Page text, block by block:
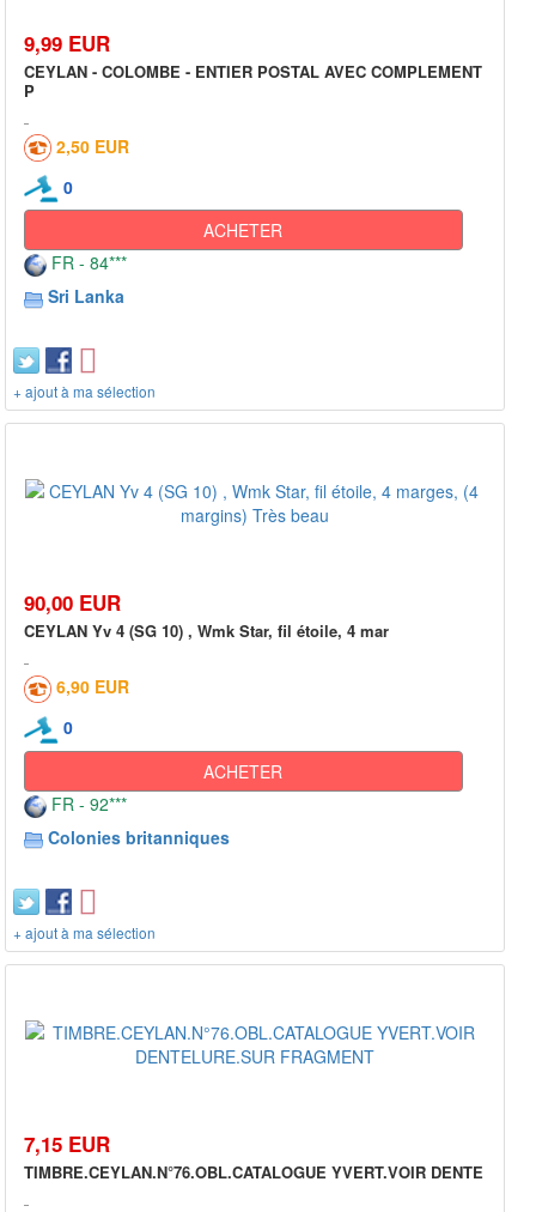
9,99 EUR
CEYLAN - COLOMBE - ENTIER POSTAL AVEC COMPLEMENT
P
2,50 EUR
0
ACHETER
FR - 84***
Sri Lanka
+ ajout à ma sélection
90,00 EUR
CEYLAN Yv 4 (SG 10) , Wmk Star, fil étoile, 4 mar
6,90 EUR
0
ACHETER
FR - 92***
Colonies britanniques
+ ajout à ma sélection
7,15 EUR
TIMBRE.CEYLAN.N°76.OBL.CATALOGUE YVERT.VOIR DENTE